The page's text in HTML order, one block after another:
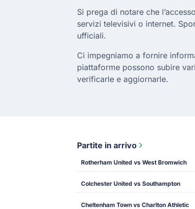
Si prega di notare che
servizi televisivi o internet.
ufficiali.
Ci impegniamo a fornire
piattaforme possono subire
verificarle e aggiornarle.
Partite in arrivo
Rotherham United vs West Bromwich
Colchester United vs Southampton
Cheltenham Town vs Charlton Athletic